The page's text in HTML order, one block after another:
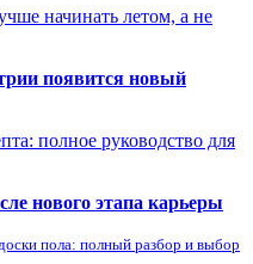
начинать летом, а не
появится новый
полное руководство для
нового этапа карьеры
пола: полный разбор и выбор